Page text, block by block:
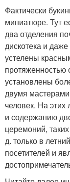
Фактически
миниатюре. Тут
два отделения
дискотека и
устелены
протяженностью
установлены
двумя
человек. На
и содержанию
церемоний,
д. только в
посетителей и